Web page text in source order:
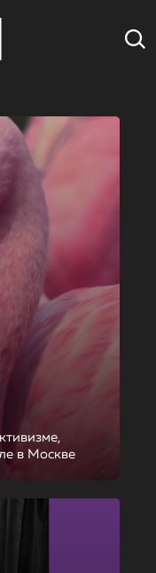
в Москве